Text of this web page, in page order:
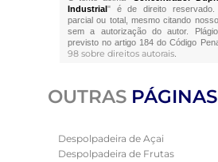
Industrial " é de direito reservado.
parcial ou total, mesmo citando
sem a autorização do autor.
previsto no artigo 184 do Código
98 sobre direitos autorais.
OUTRAS PÁGINAS
Despolpadeira de Açai
Despolpadeira de Frutas